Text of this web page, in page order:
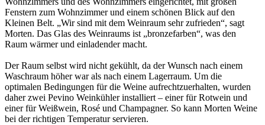
Fenstern zum Wohnzimmer und einem schönen Blick auf den
Kleinen Belt. „Wir sind mit dem Weinraum sehr zufrieden“, sagt
Morten. Das Glas des Weinraums ist „bronzefarben“, was den
Raum wärmer und einladender macht.
Der Raum selbst wird nicht gekühlt, da der Wunsch nach einem
Waschraum höher war als nach einem Lagerraum. Um die
optimalen Bedingungen für die Weine aufrechtzuerhalten, wurden
daher zwei Pevino Weinkühler installiert – einer für Rotwein und
einer für Weißwein, Rosé und Champagner. So kann Morten Weine
bei der richtigen Temperatur servieren.